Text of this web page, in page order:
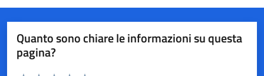
Quanto sono chiare le informazioni su questa
pagina?